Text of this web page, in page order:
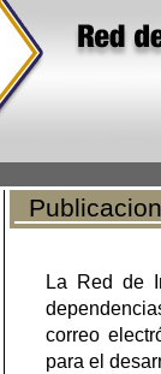
La Red de
correo
para el